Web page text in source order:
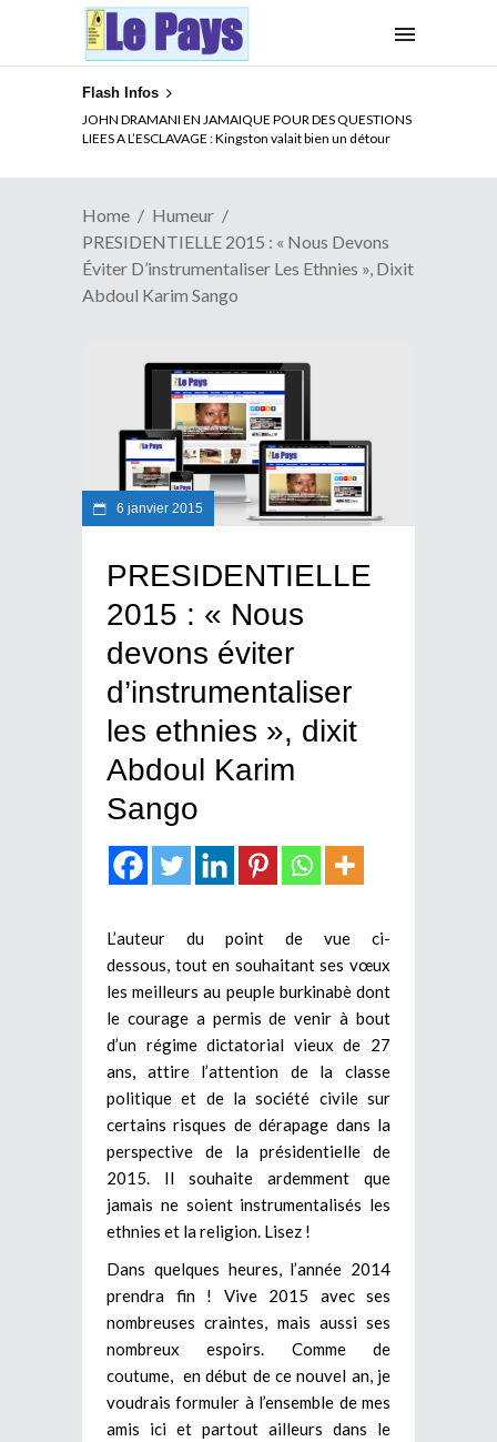
Flash Infos
ELECTION DE TALON A LA TETE DU SENAT BENINOIS :
Quand Patrice quitte le pouvoir sans partir !
Home
Humeur
PRESIDENTIELLE 2015 : « Nous Devons
Éviter D’instrumentaliser Les Ethnies », Dixit
Abdoul Karim Sango
6 janvier 2015
PRESIDENTIELLE
2015 : « Nous
devons éviter
d’instrumentaliser
les ethnies », dixit
Abdoul Karim
Sango
L’auteur du point de vue ci-
dessous, tout en souhaitant ses vœux
les meilleurs au peuple burkinabè dont
le courage a permis de venir à bout
d’un régime dictatorial vieux de 27
ans, attire l’attention de la classe
politique et de la société civile sur
certains risques de dérapage dans la
perspective de la présidentielle de
2015. Il souhaite ardemment que
jamais ne soient instrumentalisés les
ethnies et la religion. Lisez !
Dans quelques heures, l’année 2014
prendra fin ! Vive 2015 avec ses
nombreuses craintes, mais aussi ses
nombreux espoirs. Comme de
coutume, en début de ce nouvel an, je
voudrais formuler à l’ensemble de mes
amis ici et partout ailleurs dans le